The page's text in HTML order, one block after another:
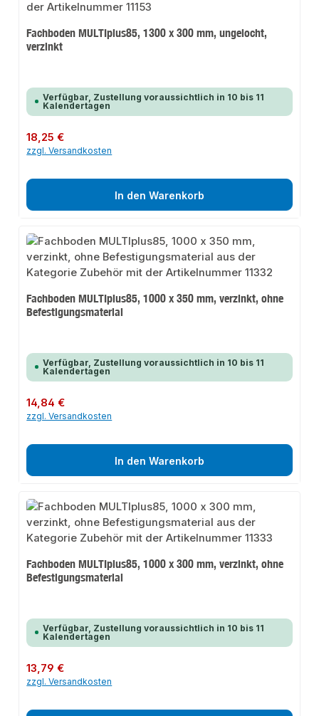
Fachboden MULTIplus85, 1300 x 300 mm, ungelocht,
verzinkt
Verfügbar, Zustellung voraussichtlich in 10 bis 11
Kalendertagen
Regulärer Preis:
18,25 €
zzgl. Versandkosten
In den Warenkorb
Fachboden MULTIplus85, 1000 x 350 mm, verzinkt, ohne
Befestigungsmaterial
Verfügbar, Zustellung voraussichtlich in 10 bis 11
Kalendertagen
Regulärer Preis:
14,84 €
zzgl. Versandkosten
In den Warenkorb
Fachboden MULTIplus85, 1000 x 300 mm, verzinkt, ohne
Befestigungsmaterial
Verfügbar, Zustellung voraussichtlich in 10 bis 11
Kalendertagen
Regulärer Preis:
13,79 €
zzgl. Versandkosten